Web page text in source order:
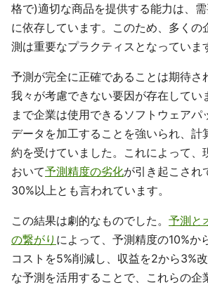
格で)適切な商品を提供する能力は、
に依存しています。このため、多くの
測は重要なプラクティスとなっていま
予測が完全に正確であることは期待さ
我々が考慮できない要因が存在してい
まで企業は使用できるソフトウェアパ
データを加工することを強いられ、計
約を受けていました。これによって、
おいて予測精度の劣化が引き起こされ
30%以上とも言われています。
この結果は劇的なものでした。 予測と
の繋がり によって、予測精度の10%か
コストを5%削減し、収益を2から3%
な予測を活用することで、これらの企